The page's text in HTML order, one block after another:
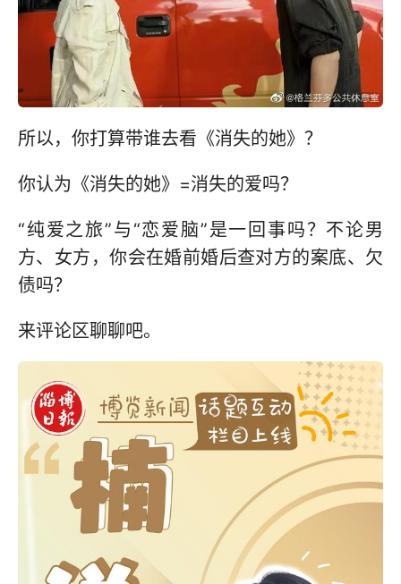
所以，你打算带谁去看《消失的她》？
你认为《消失的她》=消失的爱吗？
“纯爱之旅”与“恋爱脑”是一回事吗？不论男
方、女方，你会在婚前婚后查对方的案底、欠
债吗？
来评论区聊聊吧。